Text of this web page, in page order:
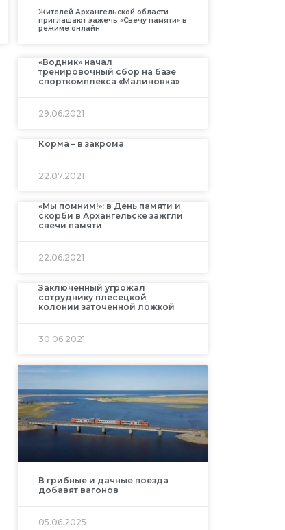
Жителей Архангельской области
приглашают зажечь «Свечу памяти» в
режиме онлайн
«Водник» начал
тренировочный сбор на базе
спорткомплекса «Малиновка»
29.06.2021
Корма – в закрома
22.07.2021
«Мы помним!»: в День памяти и
скорби в Архангельске зажгли
свечи памяти
22.06.2021
Заключенный угрожал
сотруднику плесецкой
колонии заточенной ложкой
30.06.2021
В грибные и дачные поезда
добавят вагонов
05.06.2025